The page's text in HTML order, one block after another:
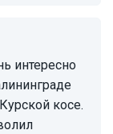
косе.